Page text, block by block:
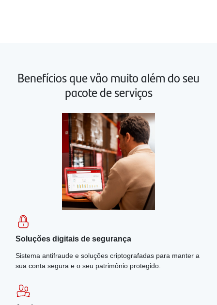
Benefícios que vão muito além do seu
pacote de serviços
Soluções digitais de segurança
Sistema antifraude e soluções criptografadas para manter a
sua conta segura e o seu patrimônio protegido.